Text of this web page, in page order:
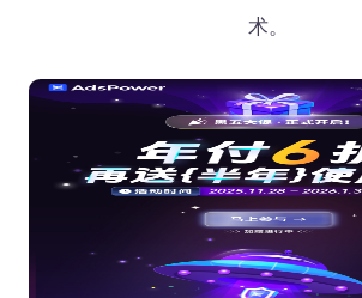
术。